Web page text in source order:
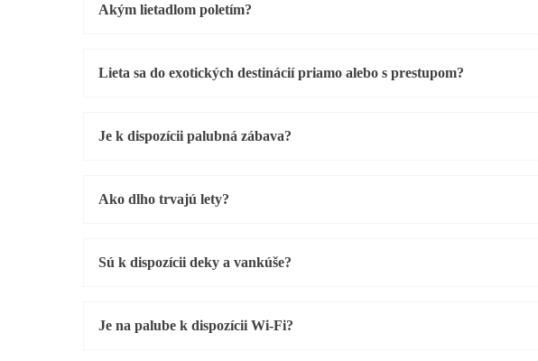
Akým lietadlom poletím?
Lieta sa do exotických destinácií priamo alebo s prestupom?
Je k dispozícii palubná zábava?
Ako dlho trvajú lety?
Sú k dispozícii deky a vankúše?
Je na palube k dispozícii Wi-Fi?